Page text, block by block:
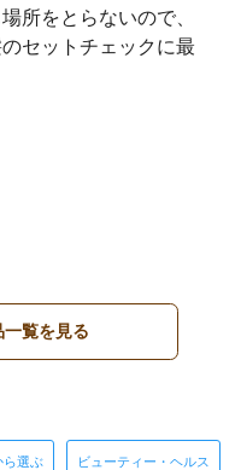
所をとらないので、
セットチェックに最
一覧を見る
ら選ぶ ビューティー・ヘルス